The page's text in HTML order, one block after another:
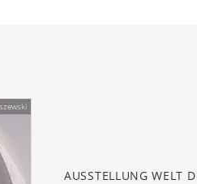
AUSSTELLUNG WELT